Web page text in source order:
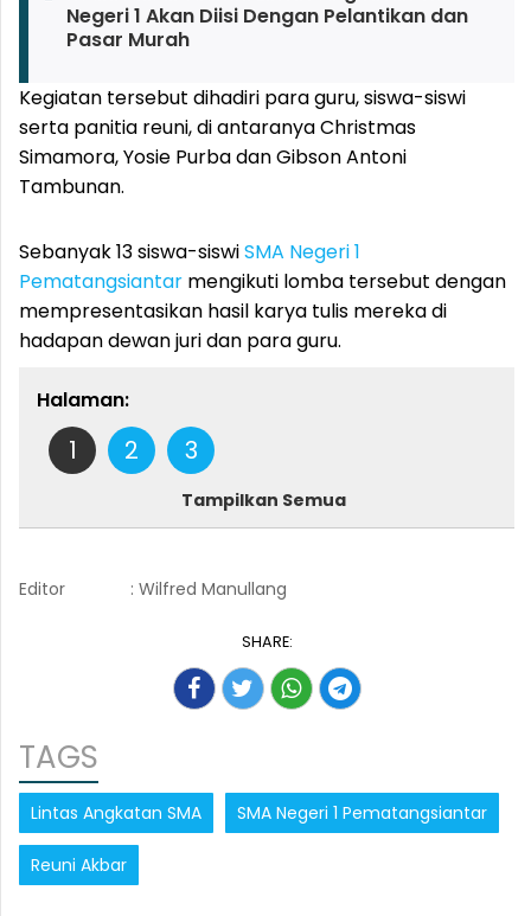
Negeri 1 Akan Diisi Dengan Pelantikan dan
Pasar Murah
Kegiatan tersebut dihadiri para guru, siswa-siswi
serta panitia reuni, di antaranya Christmas
Simamora, Yosie Purba dan Gibson Antoni
Tambunan.
Sebanyak 13 siswa-siswiSMA Negeri 1
Pematangsiantar mengikuti lomba tersebut dengan
mempresentasikan hasil karya tulis mereka di
hadapan dewan juri dan para guru.
Halaman:
1 2 3
Tampilkan Semua
Editor : Wilfred Manullang
SHARE:
TAGS
Lintas Angkatan SMA SMA Negeri 1 Pematangsiantar
Reuni Akbar